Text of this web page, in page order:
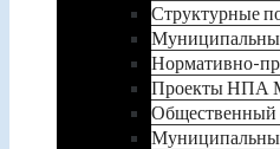
Структурные
Нормативно-
Проекты НПА
Общественный